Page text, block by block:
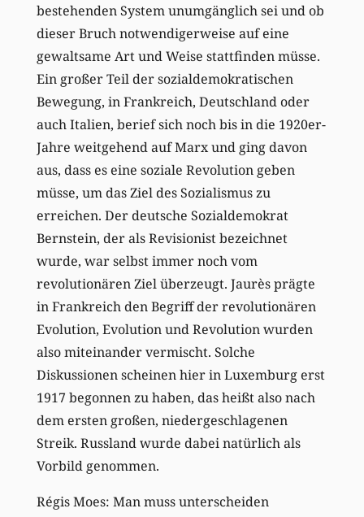
bestehenden System unumgänglich sei und ob
dieser Bruch notwendigerweise auf eine
gewaltsame Art und Weise stattfinden müsse.
Ein großer Teil der sozialdemokratischen
Bewegung, in Frankreich, Deutschland oder
auch Italien, berief sich noch bis in die 1920er-
Jahre weitgehend auf Marx und ging davon
aus, dass es eine soziale Revolution geben
müsse, um das Ziel des Sozialismus zu
erreichen. Der deutsche Sozialdemokrat
Bernstein, der als Revisionist bezeichnet
wurde, war selbst immer noch vom
revolutionären Ziel überzeugt. Jaurès prägte
in Frankreich den Begriff der revolutionären
Evolution, Evolution und Revolution wurden
also miteinander vermischt. Solche
Diskussionen scheinen hier in Luxemburg erst
1917 begonnen zu haben, das heißt also nach
dem ersten großen, niedergeschlagenen
Streik. Russland wurde dabei natürlich als
Vorbild genommen.
Régis Moes: Man muss unterscheiden